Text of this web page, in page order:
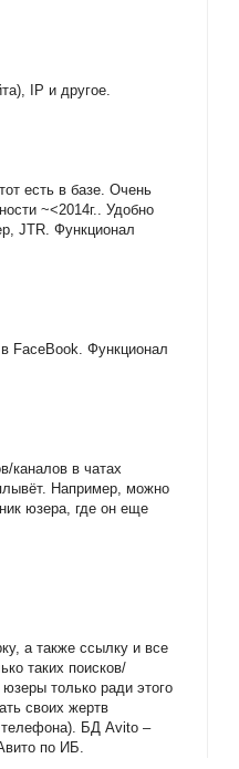
IP и другое.
есть в базе. Очень
~<2014г.. Удобно
JTR. Функционал
FaceBook. Функционал
каналов в чатах
Например, можно
юзера, где он еще
а также ссылку и все
таких поисков/
только ради этого
своих жертв
телефона). БД Avito –
по ИБ.